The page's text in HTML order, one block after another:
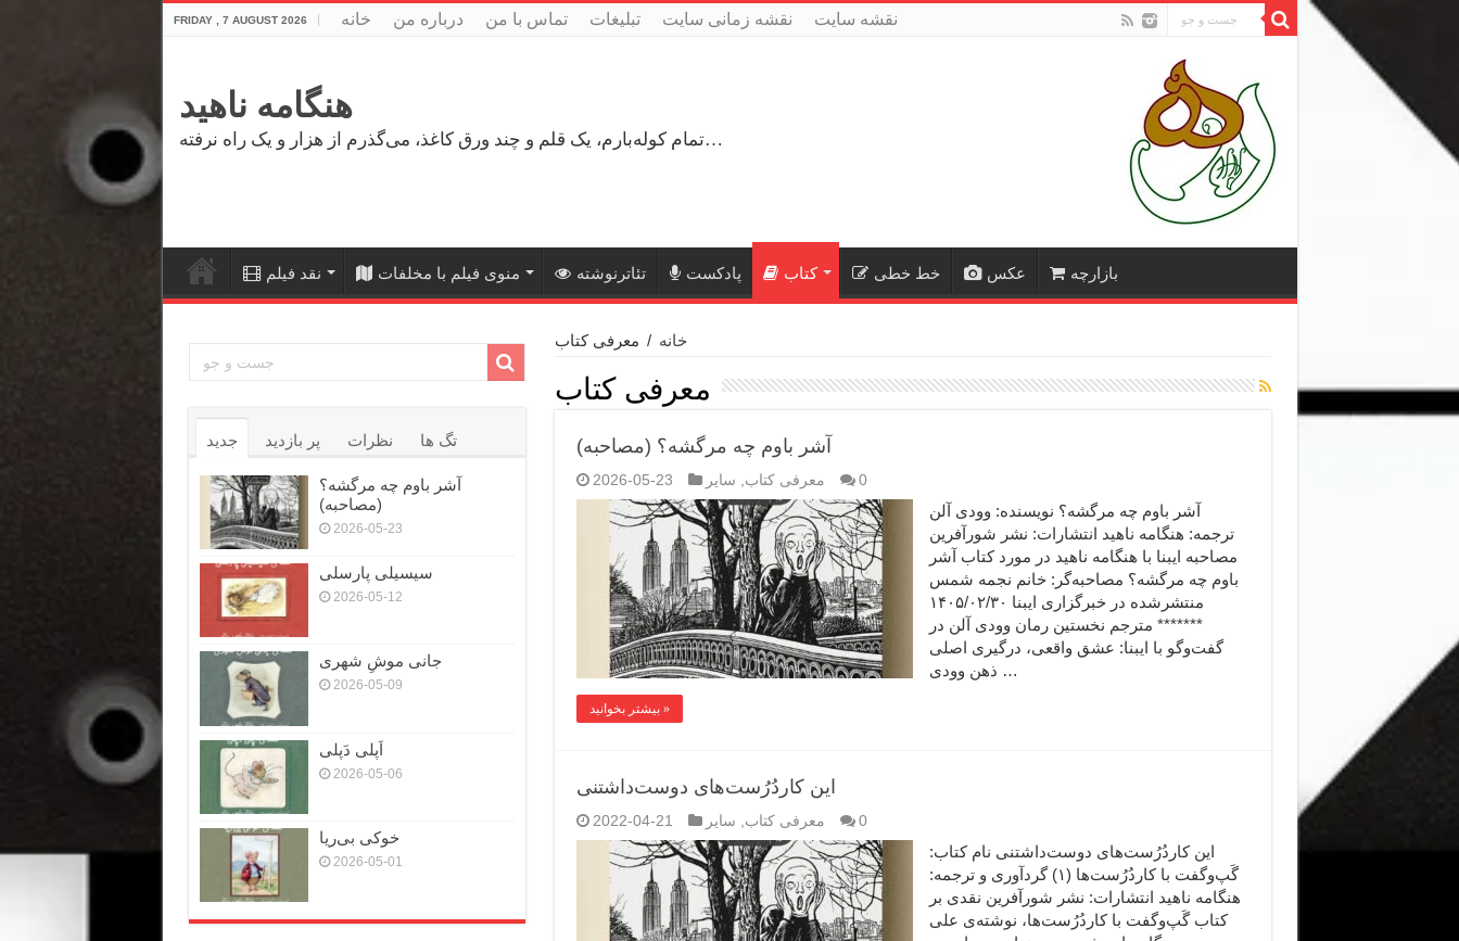
FRIDAY , 7 AUGUST 2026 خانه درباره من تماس با من تبلیغات نقشه زمانی سایت نقشه سایت
هنگامه ناهید
تمام کوله‌بارم، یک قلم و چند ورق کاغذ، می‌گذرم از هزار و یک راه نرفته…
نقد فیلم منوی فیلم با مخلفات تئاترنوشته پادکست کتاب خط خطی عکس بازارچه
خانه / معرفی کتاب
معرفی کتاب
آشر باوم چه مرگشه؟ (مصاحبه)
2026-05-23 معرفی کتاب سایر 0
آشر باوم چه مرگشه؟ نویسنده: وودی آلن
ترجمه: هنگامه ناهید انتشارات: نشر شورآفرین
مصاحبه ایبنا با هنگامه ناهید در مورد کتاب آشر
باوم چه مرگشه؟ مصاحبه‌گر: خانم نجمه شمس
منتشرشده در خبرگزاری ایبنا ۱۴۰۵/۰۲/۳۰
******* مترجم نخستین رمان وودی آلن در
گفت‌وگو با ایبنا: عشق واقعی، درگیری اصلی
ذهن وودی …
بیشتر بخوانید »
این کاردُرُست‌های دوست‌داشتنی
2022-04-21 معرفی کتاب سایر 0
این کاردُرُست‌های دوست‌داشتنی نام کتاب:
گَپ‌وگفت با کاردُرُست‌ها (۱) گردآوری و ترجمه:
هنگامه ناهید انتشارات: نشر شورآفرین نقدی بر
کتاب گَپ‌وگفت با کاردُرُست‌ها، نوشته‌ی علی
جدید پر بازدید نظرات تگ ها
آشر باوم چه مرگشه؟
(مصاحبه)
2026-05-23
سیسیلی پارسلی
2026-05-12
جانی موشِ شهری
2026-05-09
اَپلی دَپلی
2026-05-06
خوکی بی‌ریا
2026-05-01